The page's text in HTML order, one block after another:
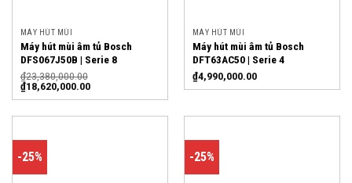
MÁY HÚT MÙI
Máy hút mùi âm tủ Bosch
DFS067J50B | Serie 8
₫23,380,000.00
₫18,620,000.00
MÁY HÚT MÙI
Máy hút mùi âm tủ Bosch
DFT63AC50 | Serie 4
₫4,990,000.00
-25% -25%